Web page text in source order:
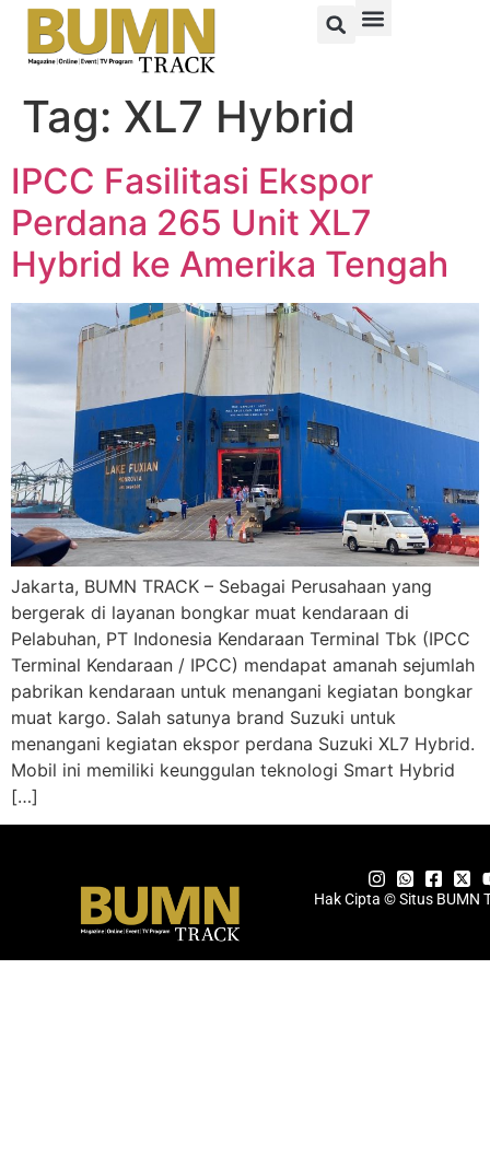
Tag: XL7 Hybrid
IPCC Fasilitasi Ekspor
Perdana 265 Unit XL7
Hybrid ke Amerika Tengah
Jakarta, BUMN TRACK – Sebagai Perusahaan yang
bergerak di layanan bongkar muat kendaraan di
Pelabuhan, PT Indonesia Kendaraan Terminal Tbk (IPCC
Terminal Kendaraan / IPCC) mendapat amanah sejumlah
pabrikan kendaraan untuk menangani kegiatan bongkar
muat kargo. Salah satunya brand Suzuki untuk
menangani kegiatan ekspor perdana Suzuki XL7 Hybrid.
Mobil ini memiliki keunggulan teknologi Smart Hybrid
[…]
Hak Cipta © Situs BUMN